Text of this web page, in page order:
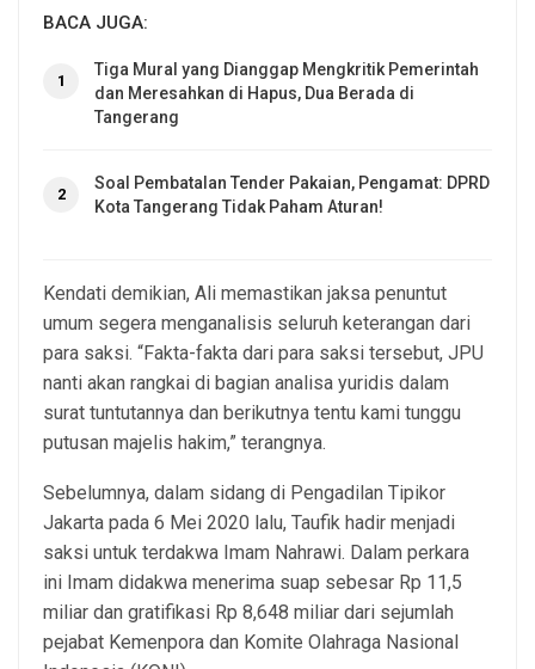
BACA JUGA:
1
Tiga Mural yang Dianggap Mengkritik Pemerintah
dan Meresahkan di Hapus, Dua Berada di
Tangerang
2
Soal Pembatalan Tender Pakaian, Pengamat: DPRD
Kota Tangerang Tidak Paham Aturan!
Kendati demikian, Ali memastikan jaksa penuntut
umum segera menganalisis seluruh keterangan dari
para saksi. “Fakta-fakta dari para saksi tersebut, JPU
nanti akan rangkai di bagian analisa yuridis dalam
surat tuntutannya dan berikutnya tentu kami tunggu
putusan majelis hakim,” terangnya.
Sebelumnya, dalam sidang di Pengadilan Tipikor
Jakarta pada 6 Mei 2020 lalu, Taufik hadir menjadi
saksi untuk terdakwa Imam Nahrawi. Dalam perkara
ini Imam didakwa menerima suap sebesar Rp 11,5
miliar dan gratifikasi Rp 8,648 miliar dari sejumlah
pejabat Kemenpora dan Komite Olahraga Nasional